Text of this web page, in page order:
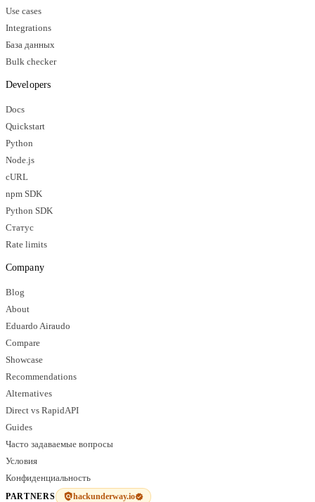
Use cases
Integrations
База данных
Bulk checker
Developers
Docs
Quickstart
Python
Node.js
cURL
npm SDK
Python SDK
Статус
Rate limits
Company
Blog
About
Eduardo Airaudo
Compare
Showcase
Recommendations
Alternatives
Direct vs RapidAPI
Guides
Часто задаваемые вопросы
Условия
Конфиденциальность
PARTNERS hackunderway.io